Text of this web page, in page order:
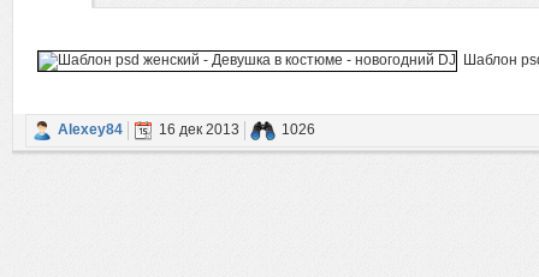
Шаблон
Alexey84 16 дек 2013 1026